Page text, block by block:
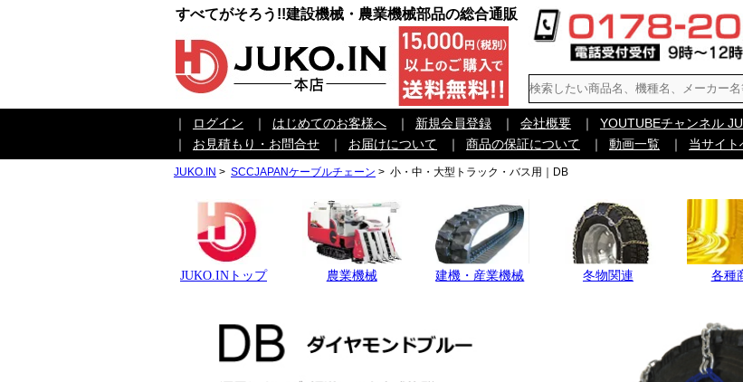
すべてがそろう!!建設機械・農業機械部品の総合通販
｜ ログイン ｜ はじめてのお客様へ ｜ 新規会員登録 ｜ 会社概要 ｜ YOUTUBEチャンネル
｜
お見積もり・お問合せ ｜ お届けについて ｜ 商品の保証について ｜ 動画一覧 ｜ 当サイト
JUKO.IN > SCCJAPANケーブルチェーン > 小・中・大型トラック・バス用｜DB